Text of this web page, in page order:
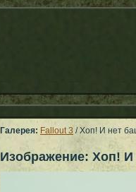
Галерея: Fallout 3 / Хоп! И нет
Изображение: Хоп! И